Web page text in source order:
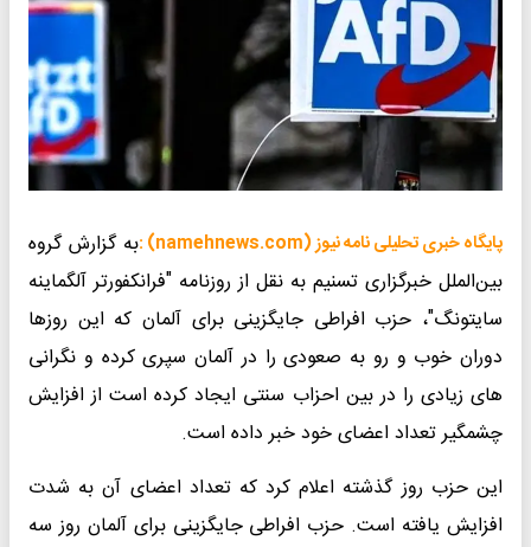
پایگاه خبری تحلیلی نامه نیوز (namehnews.com) :
به گزارش گروه
بین‌الملل خبرگزاری تسنیم به نقل از روزنامه "فرانکفورتر آلگماینه
سایتونگ"، حزب افراطی جایگزینی برای آلمان که این روزها
دوران خوب و رو به صعودی را در آلمان سپری کرده و نگرانی
های زیادی را در بین احزاب سنتی ایجاد کرده است از افزایش
چشمگیر تعداد اعضای خود خبر داده است.
این حزب روز گذشته اعلام کرد که تعداد اعضای آن به شدت
افزایش یافته است. حزب افراطی جایگزینی برای آلمان روز سه